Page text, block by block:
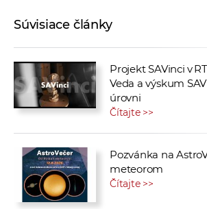
Súvisiace články
Projekt SAVinci v
Veda a výskum
úrovni
Čítajte >>
Pozvánka na
meteorom
Čítajte >>